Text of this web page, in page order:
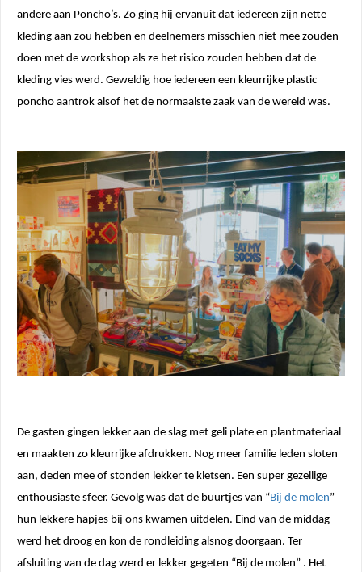
andere aan Poncho’s. Zo ging hij ervanuit dat iedereen zijn nette
kleding aan zou hebben en deelnemers misschien niet mee zouden
doen met de workshop als ze het risico zouden hebben dat de
kleding vies werd. Geweldig hoe iedereen een kleurrijke plastic
poncho aantrok alsof het de normaalste zaak van de wereld was.
De gasten gingen lekker aan de slag met geli plate en plantmateriaal
en maakten zo kleurrijke afdrukken. Nog meer familie leden sloten
aan, deden mee of stonden lekker te kletsen. Een super gezellige
enthousiaste sfeer. Gevolg was dat de buurtjes van “Bij de molen”
hun lekkere hapjes bij ons kwamen uitdelen. Eind van de middag
werd het droog en kon de rondleiding alsnog doorgaan. Ter
afsluiting van de dag werd er lekker gegeten “Bij de molen” . Het